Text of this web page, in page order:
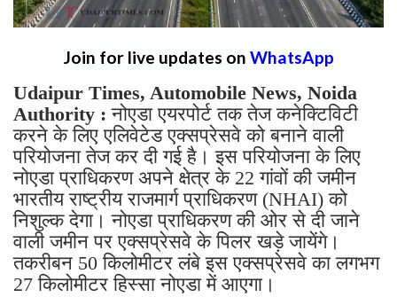
Join for live updates on WhatsApp
Udaipur Times, Automobile News, Noida
Authority :नोएडा एयरपोर्ट तक तेज कनेक्टिविटी
करने के लिए एलिवेटेड एक्सप्रेसवे को बनाने वाली
परियोजना तेज कर दी गई है। इस परियोजना के लिए
नोएडा प्राधिकरण अपने क्षेत्र के 22 गांवों की जमीन
भारतीय राष्ट्रीय राजमार्ग प्राधिकरण (NHAI) को
निशुल्क देगा। नोएडा प्राधिकरण की ओर से दी जाने
वाली जमीन पर एक्सप्रेसवे के पिलर खड़े जायेंगे।
तकरीबन 50 किलोमीटर लंबे इस एक्सप्रेसवे का लगभग
27 किलोमीटर हिस्सा नोएडा में आएगा।